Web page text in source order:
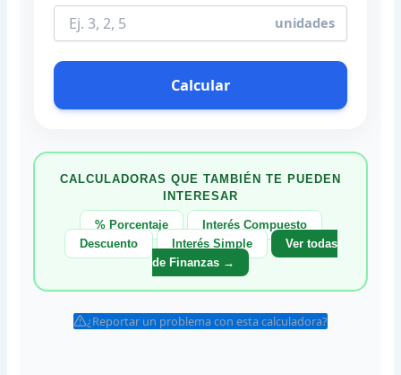
unidades
Calcular
CALCULADORAS QUE TAMBIÉN TE PUEDEN
INTERESAR
% Porcentaje
Interés Compuesto
Descuento
Interés Simple
Ver todas
de Finanzas →
¿Reportar un problema con esta calculadora?